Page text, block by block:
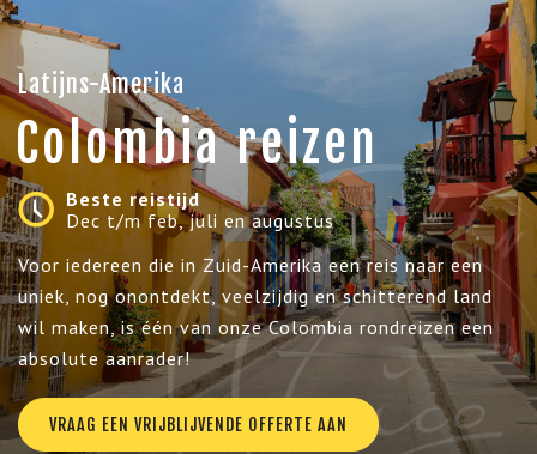
Latijns-Amerika
Colombia reizen
Beste reistijd
Dec t/m feb, juli en augustus
Voor iedereen die in Zuid-Amerika een reis naar een
uniek, nog onontdekt, veelzijdig en schitterend land
wil maken, is één van onze Colombia rondreizen een
absolute aanrader!
VRAAG EEN VRIJBLIJVENDE OFFERTE AAN